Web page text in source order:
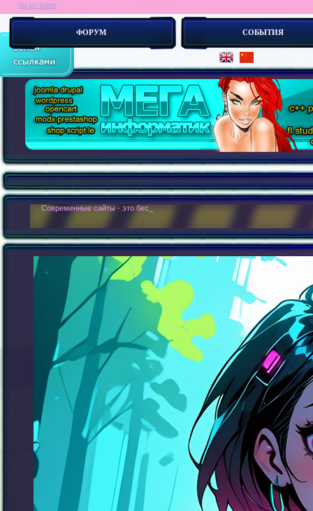
ФОРУМ СОБЫТИЯ
ria pc game
> : Современные сайты - это бестелесные роботы. Новые концепии создания